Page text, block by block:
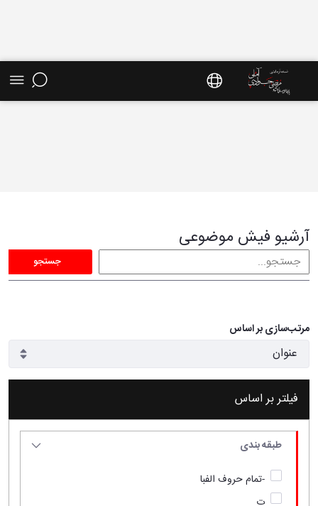
آرشیو فیش موضوعی
جستجو
مرتب‌سازی بر اساس
فیلتر بر اساس
طبقه بندی
-تمام حروف الفبا
ت